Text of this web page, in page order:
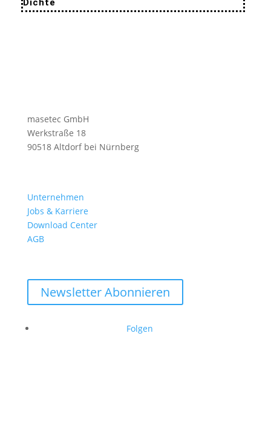
Dichte
masetec GmbH
Werkstraße 18
90518 Altdorf bei Nürnberg
Unternehmen
Jobs & Karriere
Download Center
AGB
Newsletter Abonnieren
Folgen